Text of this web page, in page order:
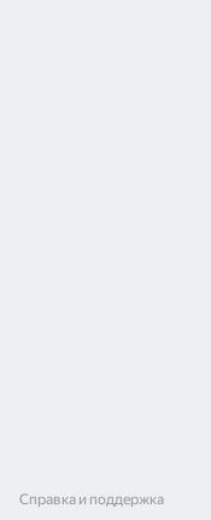
Справка и поддержка